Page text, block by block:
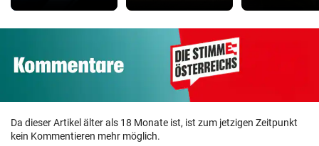
Da dieser Artikel älter als 18 Monate ist, ist zum jetzigen Zeitpunkt
kein Kommentieren mehr möglich.